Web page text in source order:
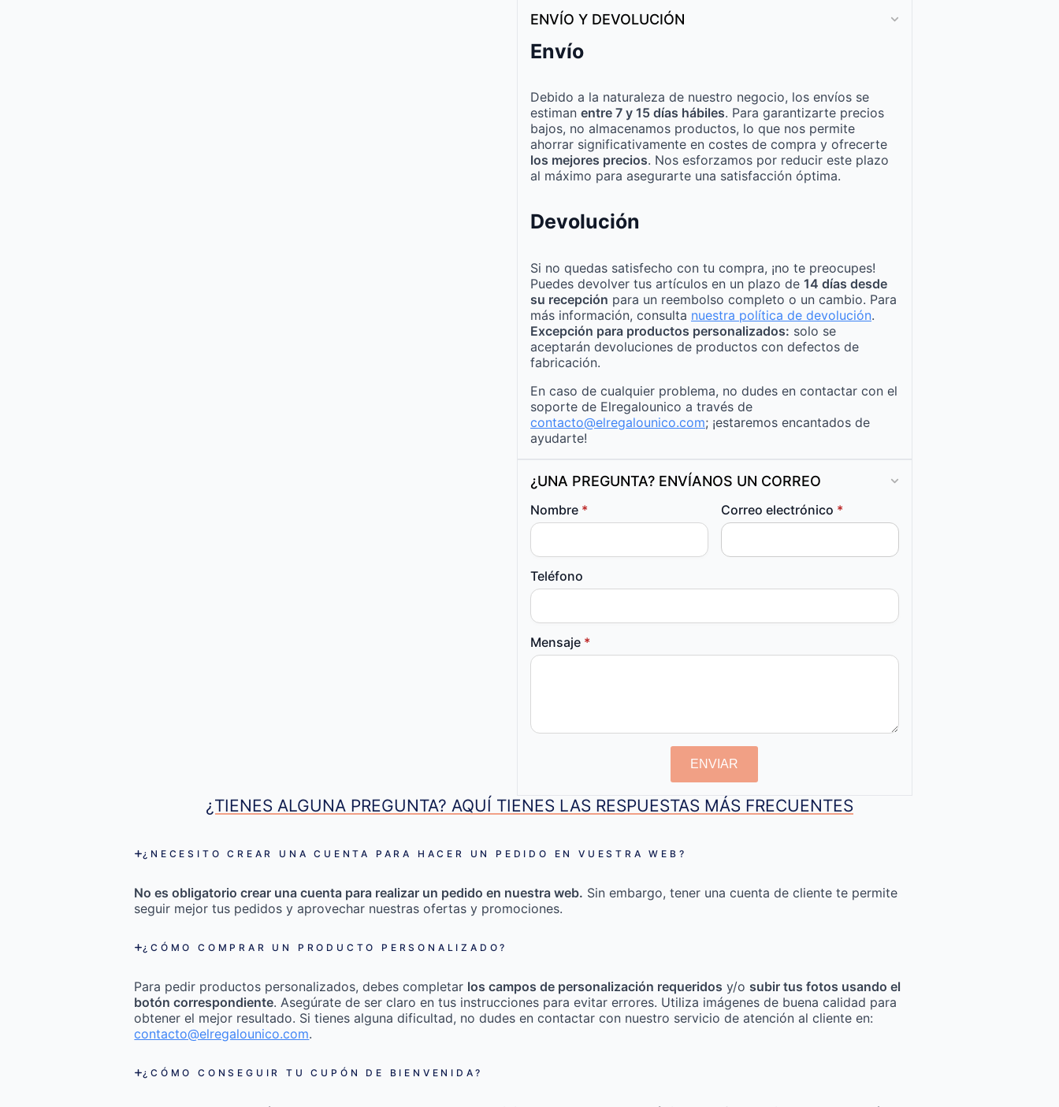
ENVÍO Y DEVOLUCIÓN
Envío
Debido a la naturaleza de nuestro negocio, los envíos se
estiman entre 7 y 15 días hábiles. Para garantizarte precios
bajos, no almacenamos productos, lo que nos permite
ahorrar significativamente en costes de compra y ofrecerte
los mejores precios. Nos esforzamos por reducir este plazo
al máximo para asegurarte una satisfacción óptima.
Devolución
Si no quedas satisfecho con tu compra, ¡no te preocupes!
Puedes devolver tus artículos en un plazo de 14 días desde
su recepción para un reembolso completo o un cambio. Para
más información, consulta nuestra política de devolución.
Excepción para productos personalizados: solo se
aceptarán devoluciones de productos con defectos de
fabricación.
En caso de cualquier problema, no dudes en contactar con el
soporte de Elregalounico a través de
contacto@elregalounico.com; ¡estaremos encantados de
ayudarte!
¿UNA PREGUNTA? ENVÍANOS UN CORREO
Nombre * Correo electrónico *
Teléfono
Mensaje *
ENVIAR
¿TIENES ALGUNA PREGUNTA? AQUÍ TIENES LAS RESPUESTAS MÁS FRECUENTES
¿NECESITO CREAR UNA CUENTA PARA HACER UN PEDIDO EN VUESTRA WEB?
No es obligatorio crear una cuenta para realizar un pedido en nuestra web. Sin embargo, tener una cuenta de cliente te permite
seguir mejor tus pedidos y aprovechar nuestras ofertas y promociones.
¿CÓMO COMPRAR UN PRODUCTO PERSONALIZADO?
Para pedir productos personalizados, debes completar los campos de personalización requeridos y/o subir tus fotos usando el
botón correspondiente. Asegúrate de ser claro en tus instrucciones para evitar errores. Utiliza imágenes de buena calidad para
obtener el mejor resultado. Si tienes alguna dificultad, no dudes en contactar con nuestro servicio de atención al cliente en:
contacto@elregalounico.com.
¿CÓMO CONSEGUIR TU CUPÓN DE BIENVENIDA?